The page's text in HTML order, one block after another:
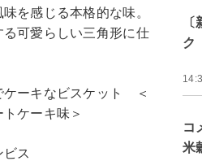
を感じる本格的な味。
可愛らしい三角形に仕
ケーキなビスケット ＜
ケーキ味＞
ビス
ク
コ
米